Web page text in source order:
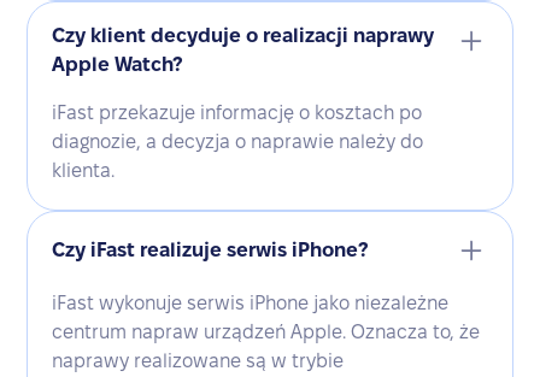
Czy klient decyduje o realizacji naprawy
Apple Watch?
iFast przekazuje informację o kosztach po
diagnozie, a decyzja o naprawie należy do
klienta.
Czy iFast realizuje serwis iPhone?
iFast wykonuje serwis iPhone jako niezależne
centrum napraw urządzeń Apple. Oznacza to, że
naprawy realizowane są w trybie